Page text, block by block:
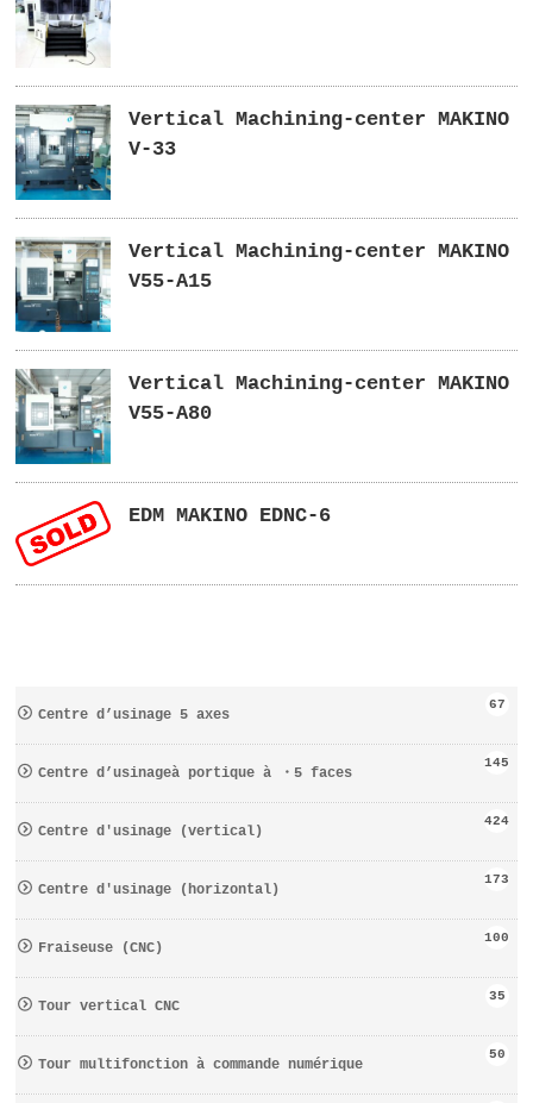
Vertical Machining-center MAKINO
V-33
Vertical Machining-center MAKINO
V55-A15
Vertical Machining-center MAKINO
V55-A80
EDM MAKINO EDNC-6
Centre d’usinage 5 axes
67
Centre d’usinageà portique à ・5 faces
145
Centre d′usinage (vertical)
424
Centre d′usinage (horizontal)
173
Fraiseuse (CNC)
100
Tour vertical CNC
35
Tour multifonction à commande numérique
50